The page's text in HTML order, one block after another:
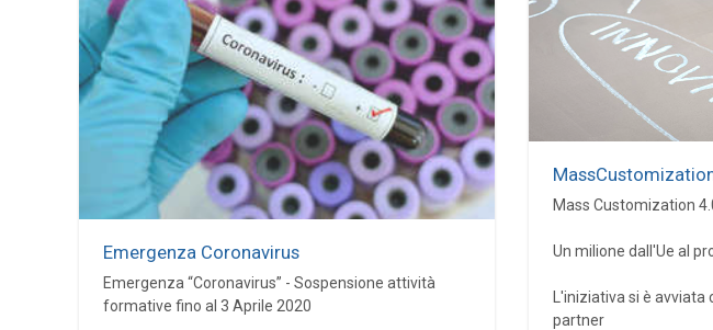
Emergenza Coronavirus
Emergenza “Coronavirus” - Sospensione attività
formative fino al 3 Aprile 2020
Mass Customization
Un milione dall'Ue al
L'iniziativa si è
partner